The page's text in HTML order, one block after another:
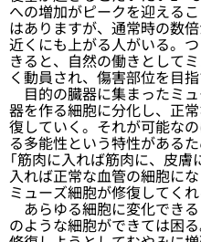
への増加がピークを迎える
はありますが、通常時の数
近くにも上がる人がいる。
きると、自然の働きとして
く動員され、傷害部位を目指
目的の臓器に集まったミ
器を作る細胞に分化し、正
復していく。それが可能な
る多能性という特性があるた
「筋肉に入れば筋肉に、皮
入れば正常な血管の細胞に
ミューズ細胞が修復してくれ
あらゆる細胞に変化でき
のような細胞ができては困